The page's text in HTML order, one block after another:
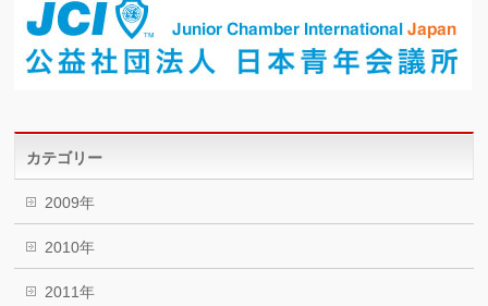
カテゴリー
2009年
2010年
2011年